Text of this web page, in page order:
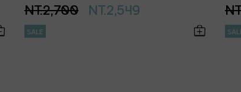
NT.2,700 NT.2,549
SALE